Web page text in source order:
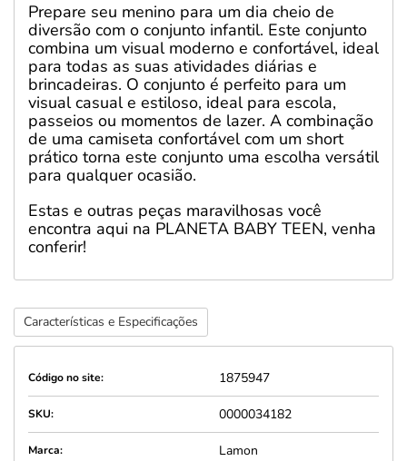
Prepare seu menino para um dia cheio de
diversão com o conjunto infantil. Este conjunto
combina um visual moderno e confortável, ideal
para todas as suas atividades diárias e
brincadeiras. O conjunto é perfeito para um
visual casual e estiloso, ideal para escola,
passeios ou momentos de lazer. A combinação
de uma camiseta confortável com um short
prático torna este conjunto uma escolha versátil
para qualquer ocasião.
Estas e outras peças maravilhosas você
encontra aqui na PLANETA BABY TEEN, venha
conferir!
Características e Especificações
Código no site: 1875947
SKU: 0000034182
Marca: Lamon